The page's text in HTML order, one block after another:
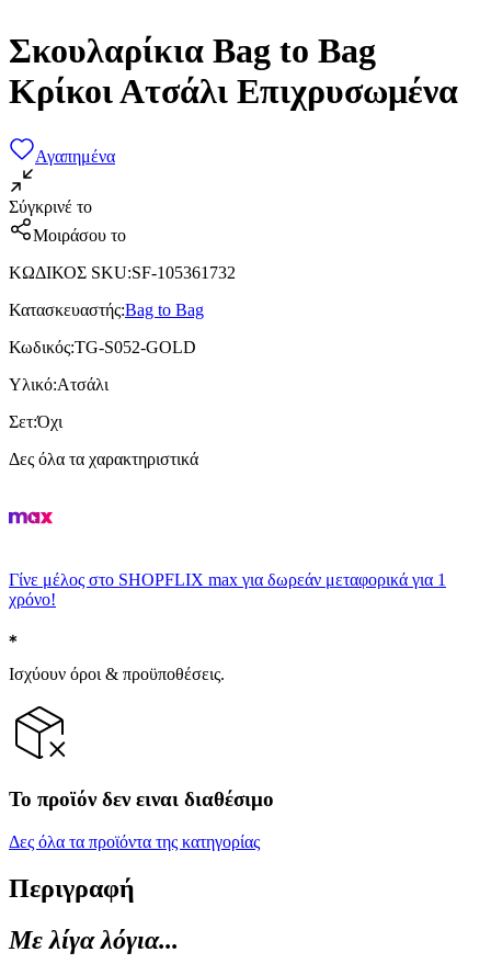
Σκουλαρίκια Bag to Bag
Κρίκοι Ατσάλι Επιχρυσωμένα
Αγαπημένα
Σύγκρινέ το
Μοιράσου το
ΚΩΔΙΚΟΣ SKU:SF-105361732
Κατασκευαστής:Bag to Bag
Κωδικός:TG-S052-GOLD
Υλικό:Ατσάλι
Σετ:Όχι
Δες όλα τα χαρακτηριστικά
Γίνε μέλος στο SHOPFLIX max για δωρεάν μεταφορικά για 1
χρόνο!
Ισχύουν όροι & προϋποθέσεις.
Το προϊόν δεν ειναι διαθέσιμο
Δες όλα τα προϊόντα της κατηγορίας
Περιγραφή
Με λίγα λόγια...